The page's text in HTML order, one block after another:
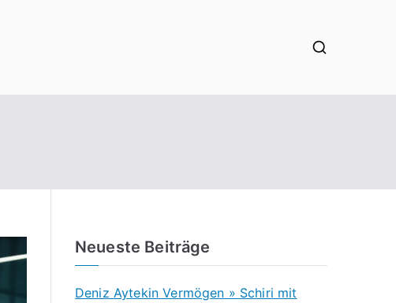
Neueste Beiträge
Deniz Aytekin Vermögen » Schiri mit